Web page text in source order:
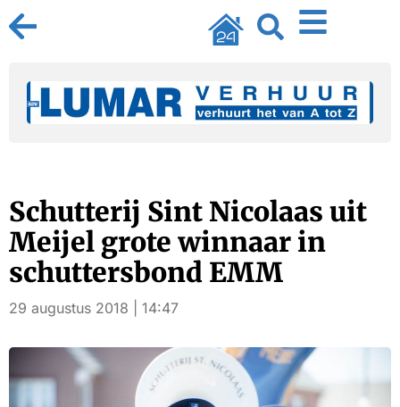
Schutterij Sint Nicolaas uit
Meijel grote winnaar in
schuttersbond EMM
29 augustus 2018 | 14:47